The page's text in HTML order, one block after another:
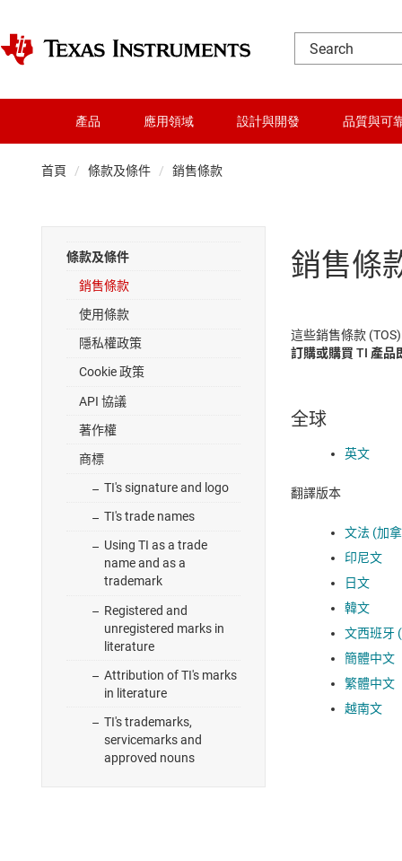
產品 應用領域 設計與開發 品質與可
首頁 條款及條件 銷售條款
條款及條件
銷售條款
使用條款
隱私權政策
Cookie 政策
API 協議
著作權
商標
TI's signature and logo
TI's trade names
Using TI as a trade
name and as a
trademark
Registered and
unregistered marks in
literature
Attribution of TI's marks
in literature
TI's trademarks,
servicemarks and
approved nouns
銷售條
這些銷售條款
訂購或購買 TI 產品
全球
英文
翻譯版本
文法 (加
印尼文
日文
韓文
文西班牙
簡體中文
繁體中文
越南文